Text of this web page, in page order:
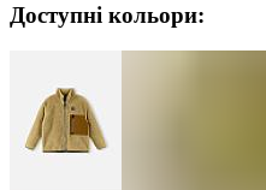
Доступні кольори: